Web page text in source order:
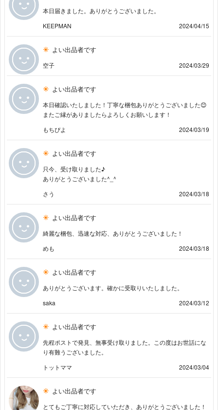
本日届きました。ありがとうございました。
KEEPMAN
2024/04/15
よい出品者です
空子 2024/03/29
よい出品者です
本日確認いたしました！丁寧な梱包ありがとうございました😊
またご縁がありましたらよろしくお願いします！
もちぴよ
2024/03/19
よい出品者です
只今、受け取りました♪
ありがとうございました^⁠_⁠^
さう
2024/03/18
よい出品者です
綺麗な梱包、迅速な対応、ありがとうございました！
めも
2024/03/18
よい出品者です
ありがとうございます。確かに受取りいたしました。
saka
2024/03/12
よい出品者です
先程ポストで発見、無事受け取りました。この度はお世話にな
り有難うございました。
トットママ
2024/03/04
よい出品者です
とてもご丁寧に対応していただき、ありがとうございました！